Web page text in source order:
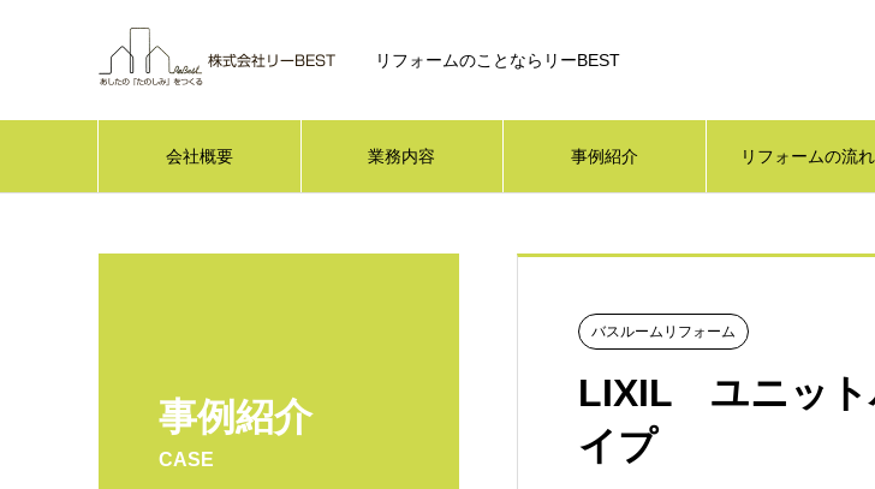
リフォームのことならリーBEST
会社概要 業務内容 事例紹介 リフォームの流れ
事例紹介
CASE
バスルームリフォーム
LIXIL ユニッ
イプ